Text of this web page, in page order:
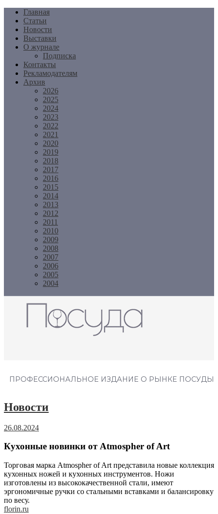
Перейти
содержимому
Главная
Статьи
Новости
Выставки
О журнале
Подписка
Контакты
Рекламодателям
Архив
2026
2025
2024
2023
2022
2021
2020
2019
2018
2017
2016
2015
2014
2013
2012
2011
2010
2009
2008
2007
2006
2005
2004
ПРОФЕССИОНАЛЬНОЕ ИЗДАНИЕ О РЫНКЕ ПОСУДЫ
Новости
26.08.2024
Кухонные новинки от Atmospher of Art
Торговая марка Atmospher of Art представила новые коллекция
кухонных ножей и кухонных инструментов. Ножи
изготовлены из высококачественной стали, имеют
эргономичные ручки со стальными вставками и балансировку
по весу.
florin.ru